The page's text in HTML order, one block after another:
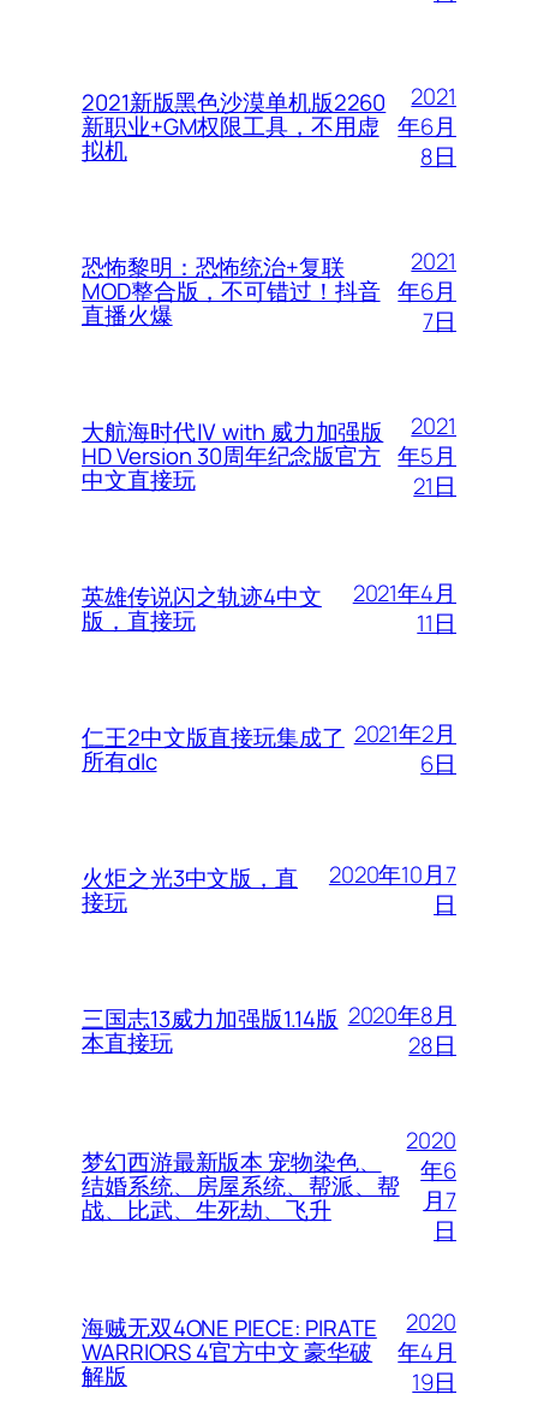
2021新版黑色沙漠单机版2260
新职业+GM权限工具，不用虚
拟机
2021
年6月
8日
恐怖黎明：恐怖统治+复联
MOD整合版，不可错过！抖音
直播火爆
2021
年6月
7日
大航海时代Ⅳ with 威力加强版
HD Version 30周年纪念版官方
中文直接玩
2021
年5月
21日
英雄传说闪之轨迹4中文
版，直接玩
2021年4月
11日
仁王2中文版直接玩集成了
所有dlc
2021年2月
6日
火炬之光3中文版，直
接玩
2020年10月7
日
三国志13威力加强版1.14版
本直接玩
2020年8月
28日
梦幻西游最新版本 宠物染色、
结婚系统、房屋系统、帮派、帮
战、比武、生死劫、飞升
2020
年6
月7
日
海贼无双4ONE PIECE: PIRATE
WARRIORS 4官方中文 豪华破
解版
2020
年4月
19日